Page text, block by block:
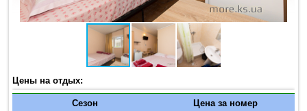
Цены на отдых:
Сезон
Цена за номер